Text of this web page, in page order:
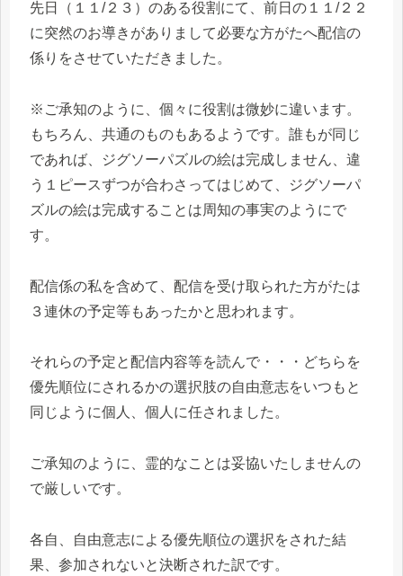
先日（１１/２３）のある役割にて、前日の１１/２２
に突然のお導きがありまして必要な方がたへ配信の
係りをさせていただきました。
※ご承知のように、個々に役割は微妙に違います。
もちろん、共通のものもあるようです。誰もが同じ
であれば、ジグソーパズルの絵は完成しません、違
う１ピースずつが合わさってはじめて、ジグソーパ
ズルの絵は完成することは周知の事実のようにで
す。
配信係の私を含めて、配信を受け取られた方がたは
３連休の予定等もあったかと思われます。
それらの予定と配信内容等を読んで・・・どちらを
優先順位にされるかの選択肢の自由意志をいつもと
同じように個人、個人に任されました。
ご承知のように、霊的なことは妥協いたしませんの
で厳しいです。
各自、自由意志による優先順位の選択をされた結
果、参加されないと決断された訳です。